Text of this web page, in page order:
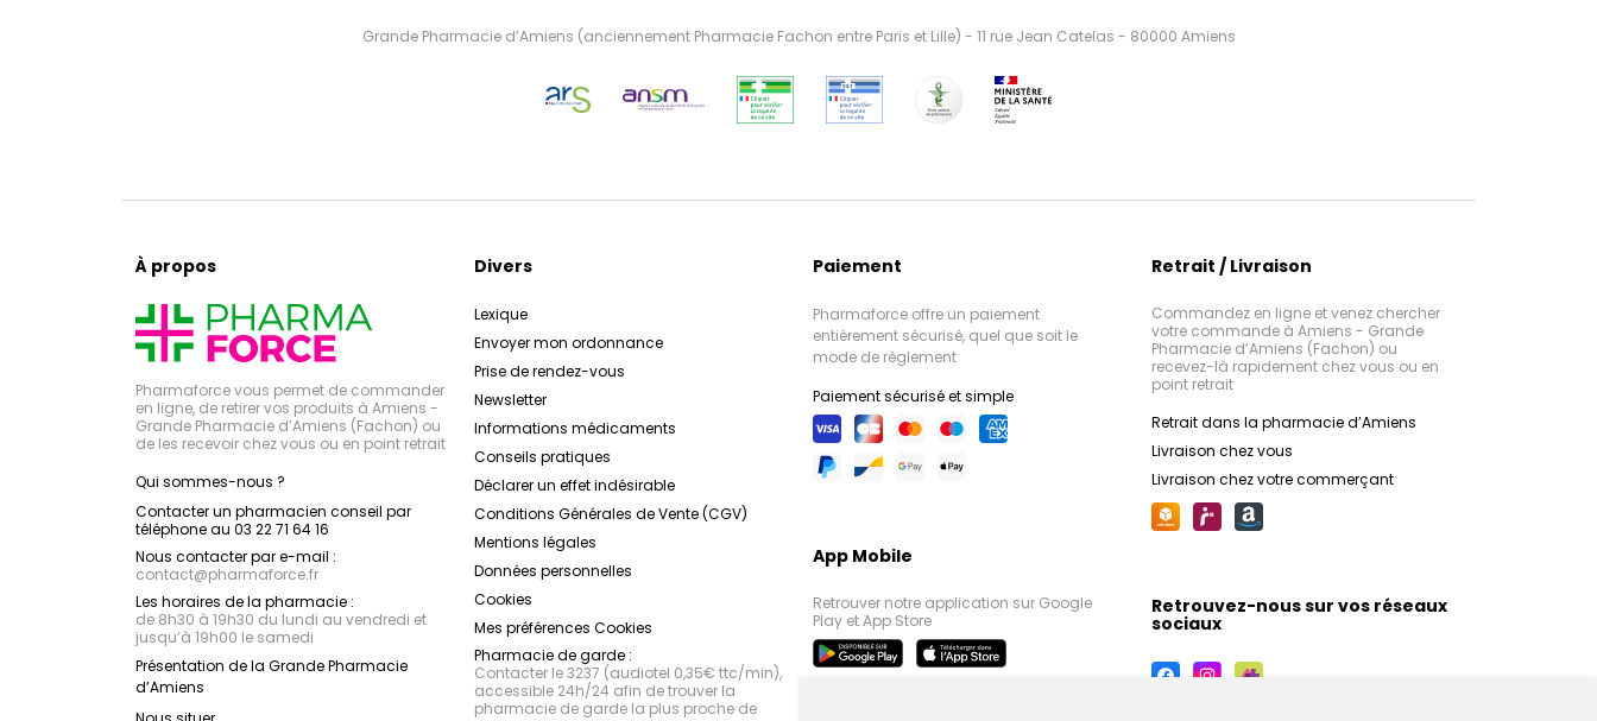
Grande Pharmacie d’Amiens (anciennement Pharmacie Fachon entre Paris et Lille) - 11 rue Jean Catelas - 80000 Amiens
À propos
Pharmaforce vous permet de commander
en ligne, de retirer vos produits à Amiens -
Grande Pharmacie d’Amiens (Fachon) ou
de les recevoir chez vous ou en point retrait
Qui sommes-nous ?
Contacter un pharmacien conseil par
téléphone au 03 22 71 64 16
Nous contacter par e-mail :
contact@pharmaforce.fr
Les horaires de la pharmacie :
de 8h30 à 19h30 du lundi au vendredi et
jusqu’à 19h00 le samedi
Présentation de la Grande Pharmacie
d’Amiens
Divers
Lexique
Envoyer mon ordonnance
Prise de rendez-vous
Newsletter
Informations médicaments
Conseils pratiques
Déclarer un effet indésirable
Conditions Générales de Vente (CGV)
Mentions légales
Données personnelles
Cookies
Mes préférences Cookies
Pharmacie de garde :
Contacter le 3237 (audiotel 0,35€ ttc/min),
accessible 24h/24 afin de trouver la
pharmacie de garde la plus proche de
Paiement
Pharmaforce offre un paiement
entièrement sécurisé, quel que soit le
mode de règlement
Paiement sécurisé et simple
App Mobile
Retrouver notre application sur Google
Play et App Store
Retrait / Livraison
Commandez en ligne et venez chercher
votre commande à Amiens - Grande
Pharmacie d’Amiens (Fachon) ou
recevez-là rapidement chez vous ou en
point retrait
Retrait dans la pharmacie d’Amiens
Livraison chez vous
Livraison chez votre commerçant
Retrouvez-nous sur vos réseaux
sociaux